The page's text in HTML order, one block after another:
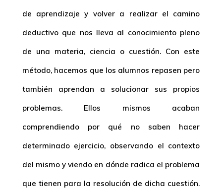
de aprendizaje y volver a realizar el camino
deductivo que nos lleva al conocimiento pleno
de una materia, ciencia o cuestión. Con este
método, hacemos que los alumnos repasen pero
también aprendan a solucionar sus propios
problemas. Ellos mismos acaban
comprendiendo por qué no saben hacer
determinado ejercicio, observando el contexto
del mismo y viendo en dónde radica el problema
que tienen para la resolución de dicha cuestión.